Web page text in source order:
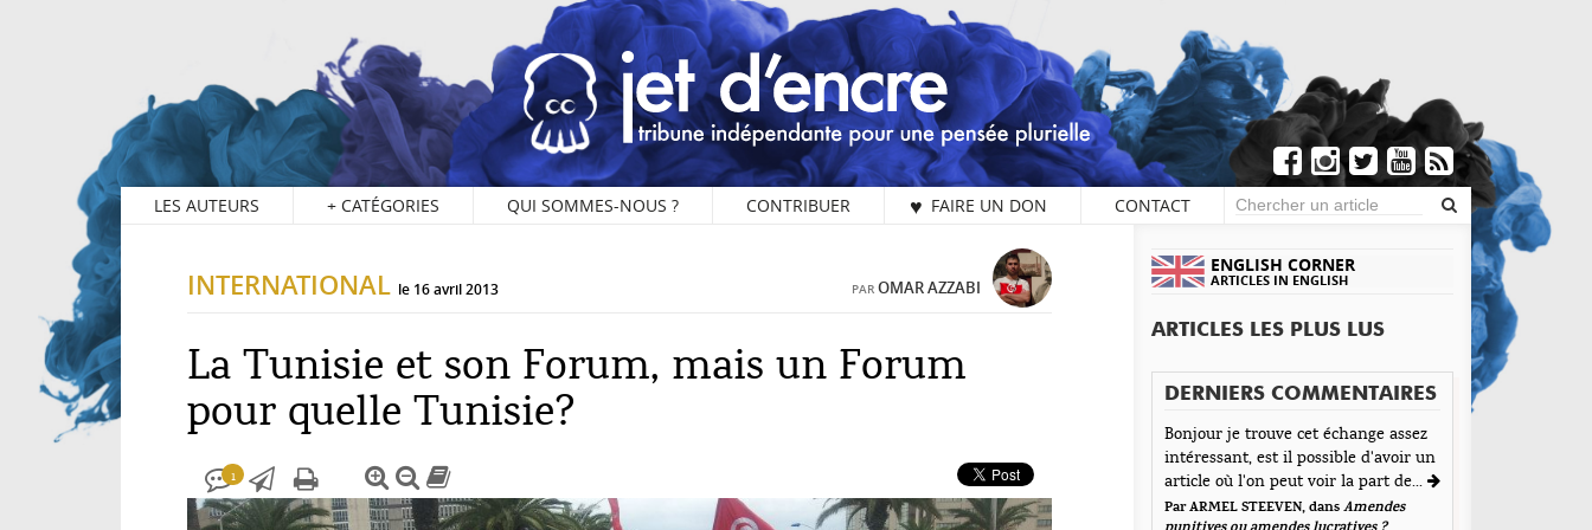
LES AUTEURS + CATÉGORIES QUI SOMMES-NOUS ? CONTRIBUER ♥ FAIRE UN DON CONTACT
INTERNATIONAL le 16 avril 2013 PAR OMAR AZZABI
La Tunisie et son Forum, mais un Forum
pour quelle Tunisie?
1
1 COMMENTAIRES
Laisser une réponse
champs obligatoires sont indiqués avec *
Jet d'Encre vous prie d'inscrire vos commentaires dans
un esprit de dialogue et les limites du respect de
chacun. Merci.
Andrea
Envoyé le 16 avril 2013
Bel article même si personnellement j’ai du mal à
saisir le message que tu tentes de faire passer
certainement pas manque de connaissance du sujet
j’en conviens. Toutefois si j’ai bien compris tu
ENGLISH CORNER
ARTICLES IN ENGLISH
ARTICLES LES PLUS LUS
DERNIERS COMMENTAIRES
Bonjour je trouve cet échange assez
intéressant, est il possible d'avoir un
article où l'on peut voir la part de...
Par ARMEL STEEVEN, dans Amendes